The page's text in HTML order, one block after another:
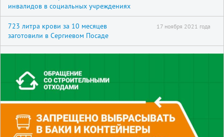
инвалидов в социальных учреждениях
723 литра крови за 10 месяцев
заготовили в Сергиевом Посаде
17 ноября 2021 года